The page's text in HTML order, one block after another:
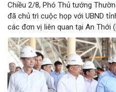
Chiều 2/8, Phó Thủ tướng
đã chủ trì cuộc họp với UBND
các đơn vị liên quan tại An Thới
độ triển khai các dự án hạ tầng
nhất của Việt Nam - APEC 2027.